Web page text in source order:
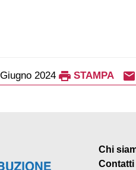
2024 STAMPA
Haribo x Super Mario: torna
Chi
Contatti